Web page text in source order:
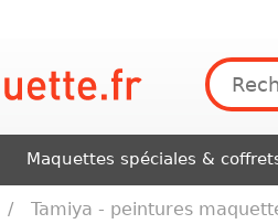
Maquettes spéciales &
/ Tamiya - peintures